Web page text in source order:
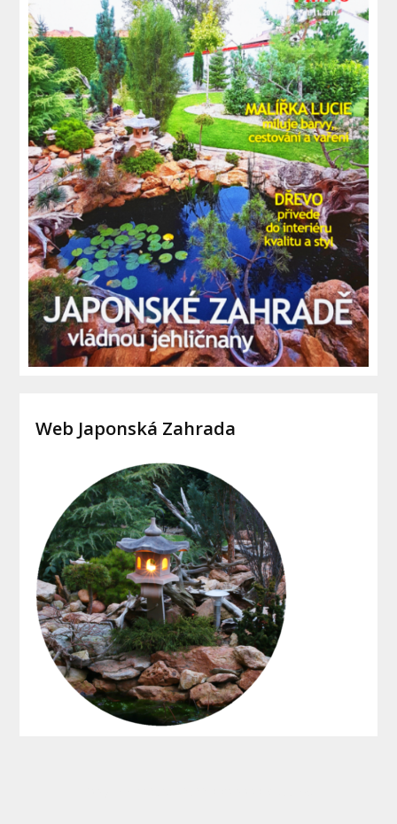
Web Japonská Zahrada